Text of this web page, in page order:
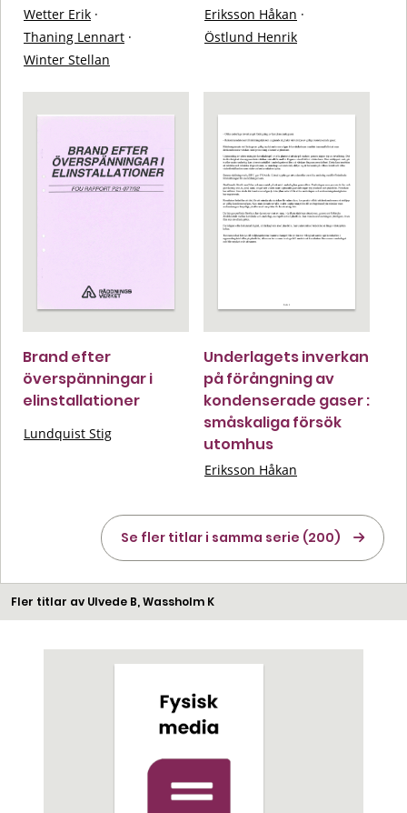
Wetter Erik ·
Thaning Lennart ·
Winter Stellan
Eriksson Håkan ·
Östlund Henrik
Brand efter
överspänningar i
elinstallationer
Lundquist Stig
Underlagets inverkan
på förångning av
kondenserade gaser :
småskaliga försök
utomhus
Eriksson Håkan
Se fler titlar i samma serie (200)
Fler titlar av Ulvede B, Wassholm K